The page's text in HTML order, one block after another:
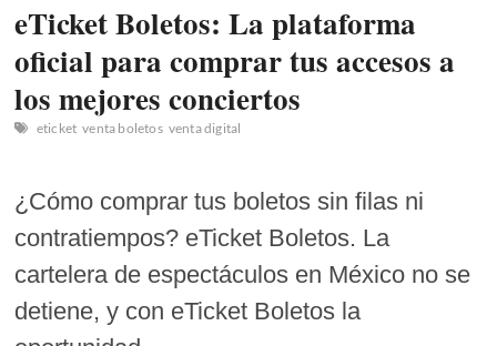
eTicket Boletos: La plataforma
oficial para comprar tus accesos a
los mejores conciertos
eticket venta boletos venta digital
¿Cómo comprar tus boletos sin filas ni
contratiempos? eTicket Boletos. La
cartelera de espectáculos en México no se
detiene, y con eTicket Boletos la